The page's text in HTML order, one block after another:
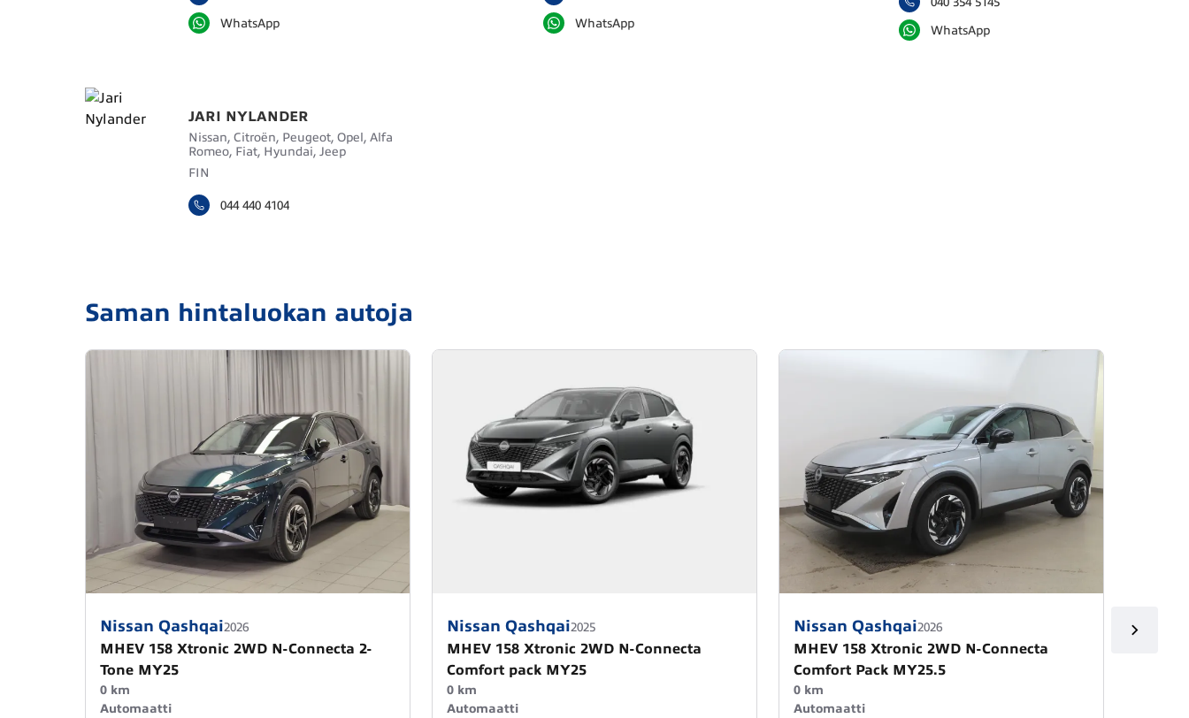
WhatsApp WhatsApp
WhatsApp
JARI NYLANDER
Nissan, Citroën, Peugeot, Opel, Alfa
Romeo, Fiat, Hyundai, Jeep
FIN
044 440 4104
Saman hintaluokan autoja
Nissan Qashqai2026
MHEV 158 Xtronic 2WD N-Connecta 2-
Tone MY25
0 km
Automaatti
Nissan Qashqai2025
MHEV 158 Xtronic 2WD N-Connecta
Comfort pack MY25
0 km
Automaatti
Nissan Qashqai2026
MHEV 158 Xtronic 2WD N-Connecta
Comfort Pack MY25.5
0 km
Automaatti